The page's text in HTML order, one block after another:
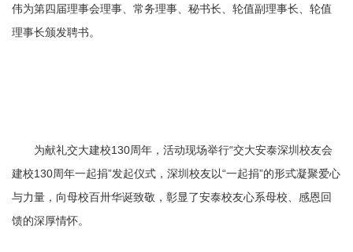
伟为第四届理事会理事、常务理事、秘书长、轮值副理事长、轮值
理事长颁发聘书。
为献礼交大建校130周年，活动现场举行“交大安泰深圳校友会
建校130周年一起捐”发起仪式，深圳校友以“一起捐”的形式凝聚爱心
与力量，向母校百卅华诞致敬，彰显了安泰校友心系母校、感恩回
馈的深厚情怀。